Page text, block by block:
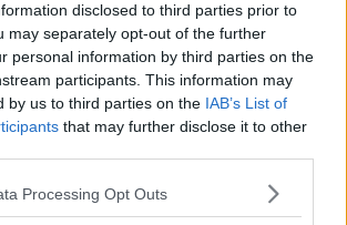
disclosed to third parties prior to
may separately opt-out of the further
personal information by third parties on the
participants. This information may
by us to third parties on the IAB’s List of
that may further disclose it to other
this website/app uses one or more Google
Processing Opt Outs